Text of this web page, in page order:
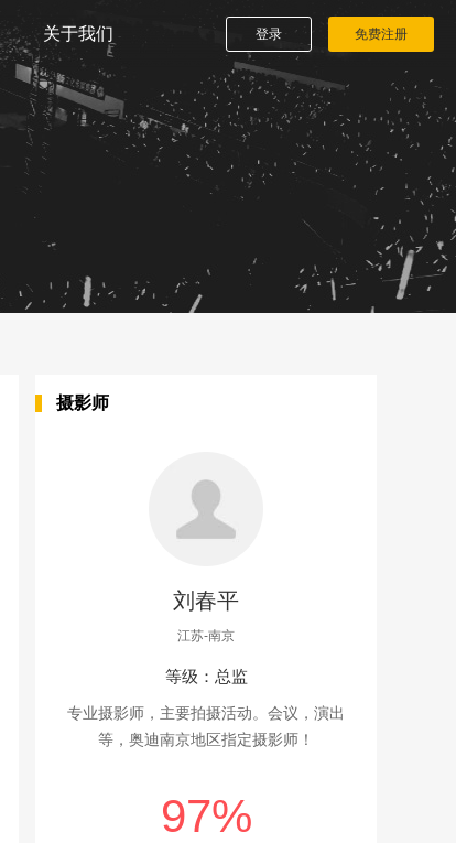
关于我们 登录 免费注册
摄影师
刘春平
江苏-南京
等级：总监
专业摄影师，主要拍摄活动。会议，演出
等，奥迪南京地区指定摄影师！
97%